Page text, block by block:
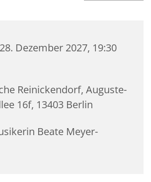
Dezember 2027, 19:30
Reinickendorf, Auguste-
16f, 13403 Berlin
Beate Meyer-